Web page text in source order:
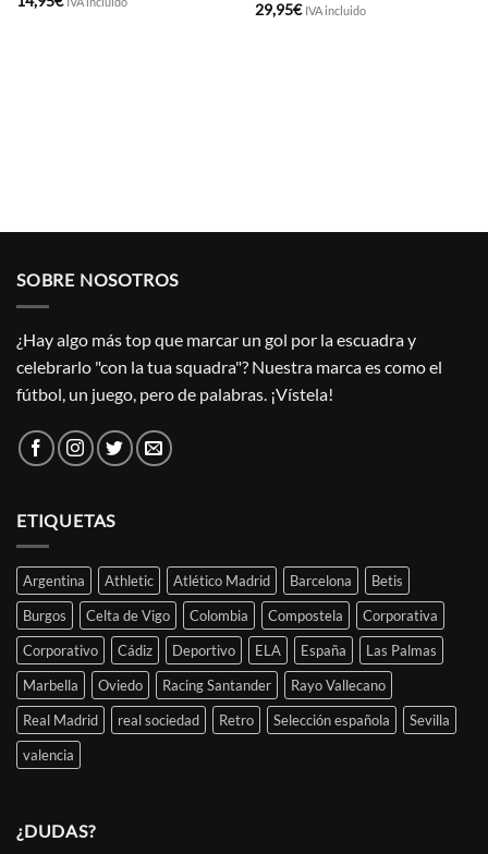
29,95€ IVA incluido
SOBRE NOSOTROS
¿Hay algo más top que marcar un gol por la escuadra y
celebrarlo "con la tua squadra"? Nuestra marca es como el
fútbol, un juego, pero de palabras. ¡Vístela!
ETIQUETAS
Argentina Athletic Atlético Madrid Barcelona
Betis
Burgos
Celta de Vigo Colombia Compostela
Corporativa
Corporativo
Cádiz Deportivo ELA España
Las Palmas
Marbella
Oviedo Racing Santander
Rayo Vallecano
Real Madrid
real sociedad Retro Selección española
Sevilla
valencia
¿DUDAS?